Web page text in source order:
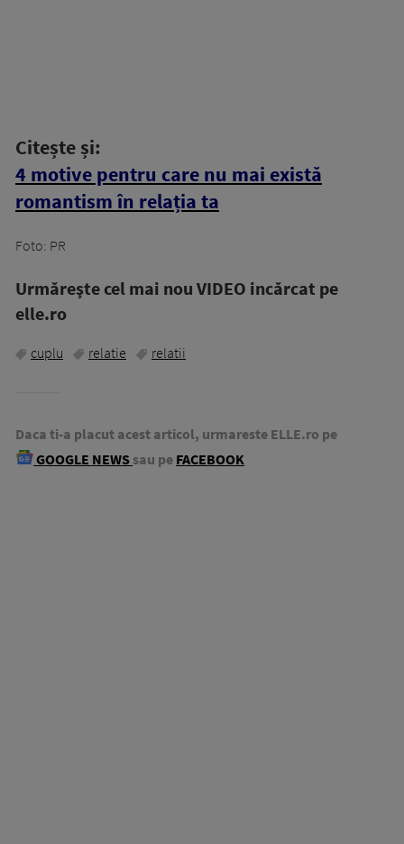
Citește și:
4 motive pentru care nu mai există
romantism în relația ta
Foto: PR
Urmăreşte cel mai nou VIDEO incărcat pe
elle.ro
cuplu relatie relatii
Daca ti-a placut acest articol, urmareste ELLE.ro pe
GOOGLE NEWS sau pe FACEBOOK